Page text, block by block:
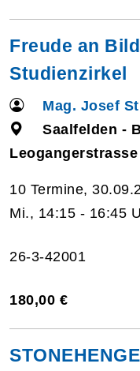
Freude an
Studienzirkel
Mag. Josef
Saalfelden -
Leogangerstrasse
10 Termine,
Mi., 14:15 - 16:45
26-3-42001
180,00 €